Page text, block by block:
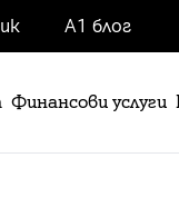
А1 блог
Финансови услуги